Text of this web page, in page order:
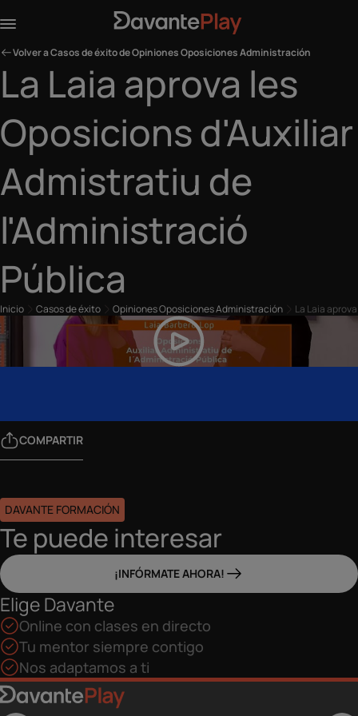
Volver a Casos de éxito de Opiniones Oposiciones Administración
La Laia aprova les
Oposicions d'Auxiliar
Admistratiu de
l'Administració
Pública
Inicio Casos de éxito Opiniones Oposiciones Administración La Laia
COMPARTIR
DAVANTE FORMACIÓN
Te puede interesar
¡INFÓRMATE AHORA!
Elige Davante
Online con clases en directo
Tu mentor siempre contigo
Nos adaptamos a ti